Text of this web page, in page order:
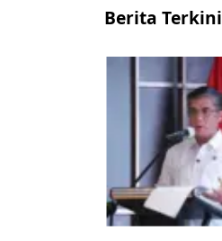
Berita Terkini